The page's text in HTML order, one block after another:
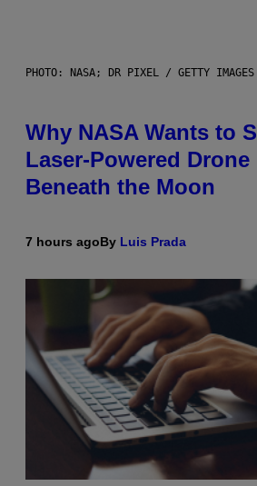
PHOTO: NASA; DR PIXEL / GETTY IMAGES
Why NASA Wants to
Laser-Powered
Beneath the Moon
7 hours agoBy Luis Prada